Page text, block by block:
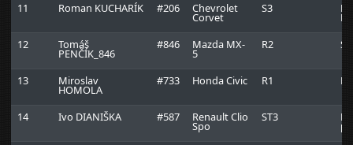
11
Roman KUCHARÍK #206 Chevrolet
Corvet
S3
12
Tomáš
PENČÍK_846
#846 Mazda MX-
5
R2
13 Miroslav
HOMOLA
#733 Honda Civic R1
14 Ivo DIANIŠKA #587 Renault Clio
Spo
ST3